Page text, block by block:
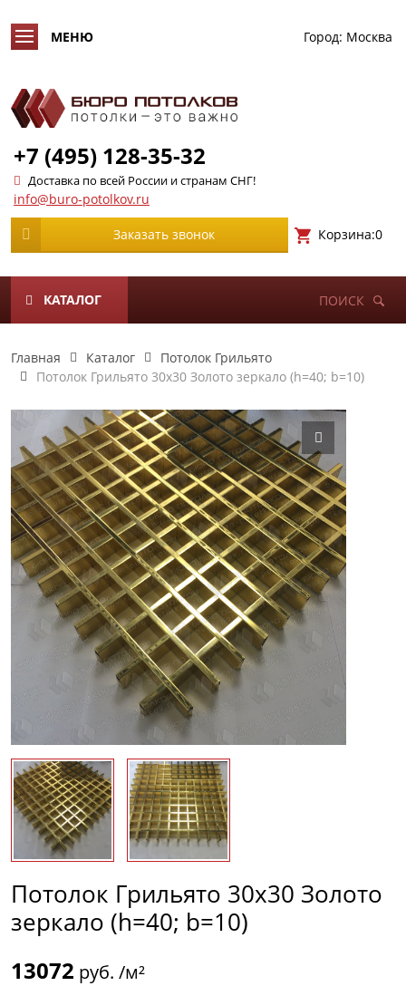
Город: Москва
+7 (495) 128-35-32
Доставка по всей России и странам СНГ!
info@buro-potolkov.ru
Заказать звонок Корзина:0
КАТАЛОГ ПОИСК
Главная Каталог
Потолок Грильято
Потолок Грильято 30х30 Золото зеркало (h=40; b=10)
Потолок Грильято 30х30 Золото
зеркало (h=40; b=10)
13072 руб. /м²